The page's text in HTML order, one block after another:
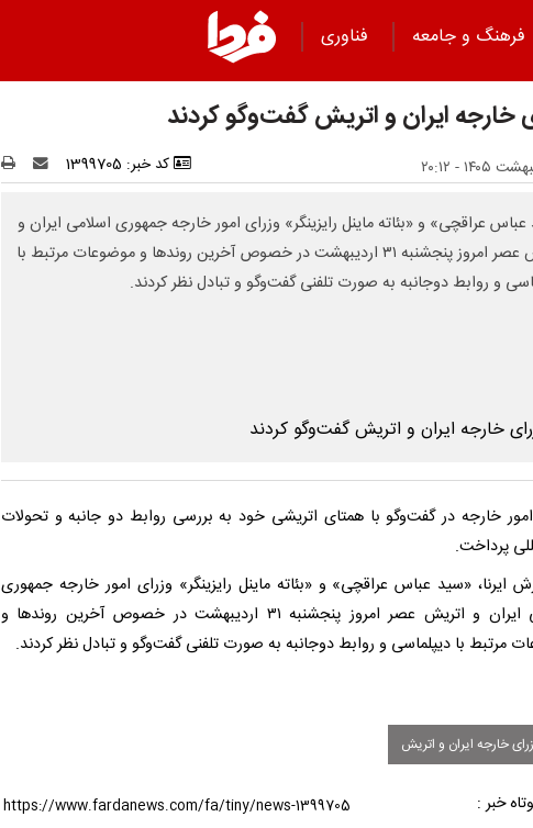
فرهنگ و جامعه
فناوری
خارجه ایران و اتریش گفت‌وگو کردند
کد خبر: 1399705
عراقچی» و «بئاته ماینل رایزینگر» وزرای امور خارجه جمهوری اسلامی ایران و
اتریش عصر امروز پنجشنبه ۳۱ اردیبهشت در خصوص آخرین روندها و موضوعات مرتبط با
و روابط دوجانبه به صورت تلفنی گفت‌وگو و تبادل نظر کردند.
امور خارجه در گفت‌وگو با همتای اتریشی خود به بررسی روابط دو جانبه و تحولات
پرداخت.
ایرنا، «سید عباس عراقچی» و «بئاته ماینل رایزینگر» وزرای امور خارجه جمهوری
اسلامی ایران و اتریش عصر امروز پنجشنبه ۳۱ اردیبهشت در خصوص آخرین روندها و
مرتبط با دیپلماسی و روابط دوجانبه به صورت تلفنی گفت‌وگو و تبادل نظر کردند.
خارجه ایران و اتریش
خبر :